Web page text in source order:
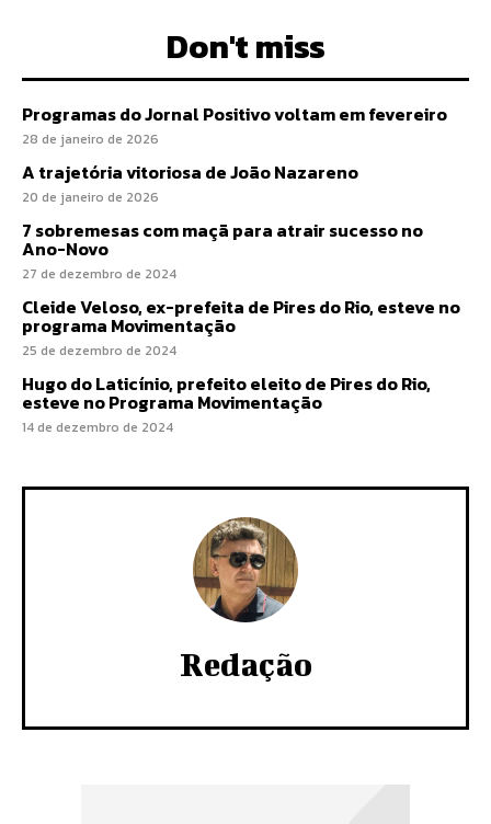
Don't miss
Programas do Jornal Positivo voltam em fevereiro
28 de janeiro de 2026
A trajetória vitoriosa de João Nazareno
20 de janeiro de 2026
7 sobremesas com maçã para atrair sucesso no
Ano-Novo
27 de dezembro de 2024
Cleide Veloso, ex-prefeita de Pires do Rio, esteve no
programa Movimentação
25 de dezembro de 2024
Hugo do Laticínio, prefeito eleito de Pires do Rio,
esteve no Programa Movimentação
14 de dezembro de 2024
Redação